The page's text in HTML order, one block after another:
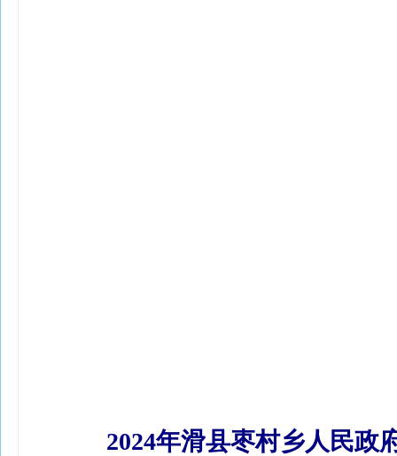
2024年滑县枣村乡人民政